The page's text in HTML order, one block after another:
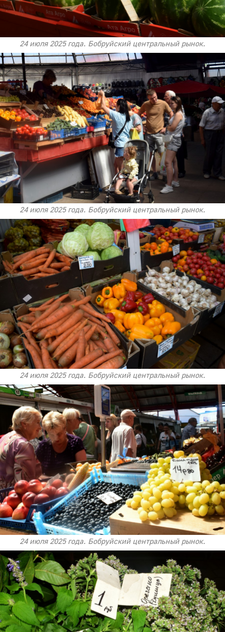
24 июля 2025 года. Бобруйский центральный рынок.
24 июля 2025 года. Бобруйский центральный рынок.
24 июля 2025 года. Бобруйский центральный рынок.
24 июля 2025 года. Бобруйский центральный рынок.